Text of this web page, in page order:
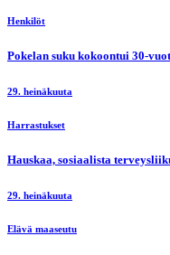
Henkilöt
Pokelan suku kokoontui 30-
29. heinäkuuta
Harrastukset
Hauskaa, sosiaalista
29. heinäkuuta
Elävä maaseutu